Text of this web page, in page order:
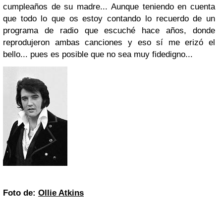
cumpleaños de su madre... Aunque teniendo en cuenta
que todo lo que os estoy contando lo recuerdo de un
programa de radio que escuché hace años, donde
reprodujeron ambas canciones y eso sí me erizó el
bello... pues es posible que no sea muy fidedigno...
Foto de: Ollie Atkins